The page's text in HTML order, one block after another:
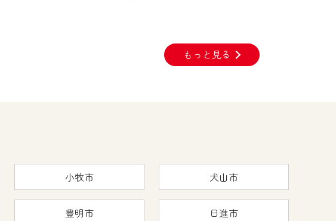
もっと見る
小牧市 犬山市
豊明市 日進市